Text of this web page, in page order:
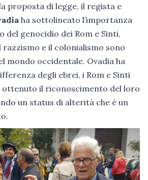
proposta di legge, il regista e
ha sottolineato l’importanza
del genocidio dei Rom e Sinti,
razzismo e il colonialismo sono
mondo occidentale. Ovadia ha
degli ebrei, i Rom e Sinti
ottenuto il riconoscimento del loro
un status di alterità che è un